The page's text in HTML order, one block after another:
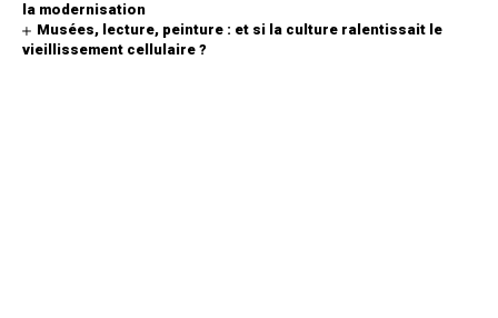
la modernisation
Musées, lecture, peinture : et si la culture ralentissait le
vieillissement cellulaire ?